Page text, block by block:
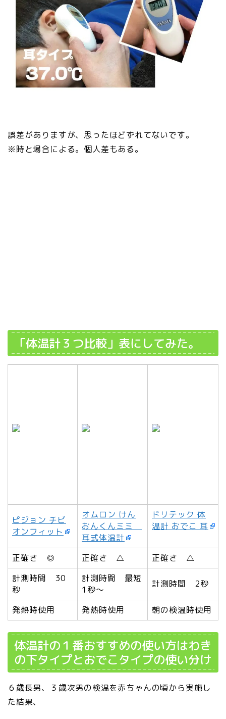
誤差がありますが、思ったほどずれてないです。
※時と場合による。個人差もある。
「体温計３つ比較」表にしてみた。
ピジョン チビ
オンフィット
オムロン けん
おんくんミミ
耳式体温計
ドリテック 体
温計 おでこ 耳
正確さ ◎ 正確さ △
正確さ △
計測時間 30
秒
計測時間 最短
1秒～
計測時間 2秒
発熱時使用 発熱時使用 朝の検温時使用
体温計の１番おすすめの使い方はわき
の下タイプとおでこタイプの使い分け
６歳長男、３歳次男の検温を赤ちゃんの頃から実施し
た結果、